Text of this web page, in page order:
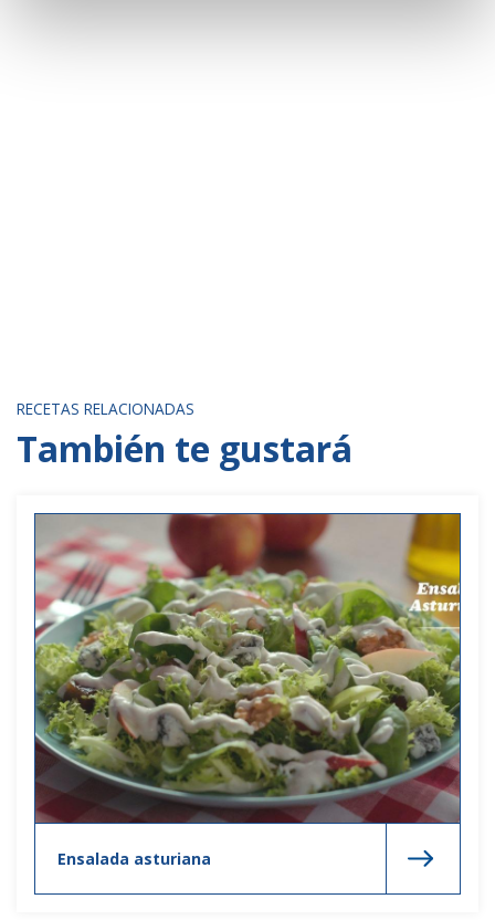
RECETAS RELACIONADAS
También te gustará
Ensalada asturiana